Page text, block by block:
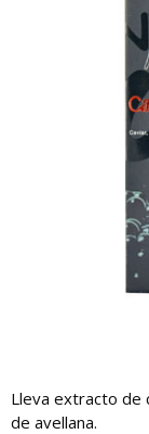
Lleva extracto de
de avellana.